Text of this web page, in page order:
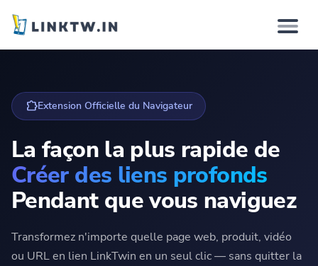
Comment ça marche
Solutions
Fonctionnalités
Tarifs
extensionExtension Officielle du Navigateur
La façon la plus rapide de
Créer des liens profonds
Pendant que vous naviguez
Transformez n'importe quelle page web, produit, vidéo
ou URL en lien LinkTwin en un seul clic — sans quitter la